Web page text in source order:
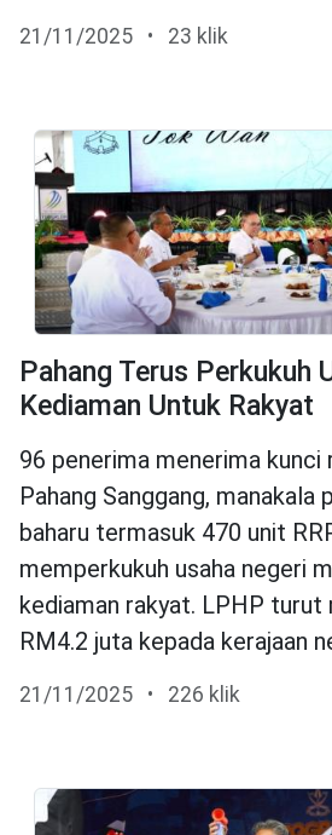
21/11/2025 • 23 klik
Pahang Terus Perkukuh
Kediaman Untuk Rakyat
96 penerima menerima kunci
Pahang Sanggang, manakala
baharu termasuk 470 unit
memperkukuh usaha negeri
kediaman rakyat. LPHP turut
RM4.2 juta kepada kerajaan
21/11/2025 • 226 klik